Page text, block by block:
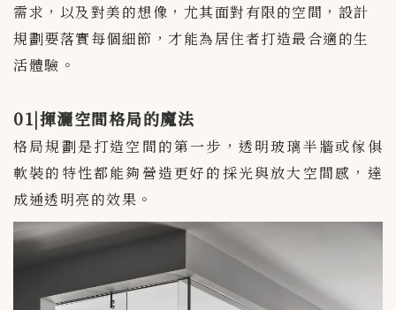
需求，以及對美的想像，尤其面對有限的空間，設計
規劃要落實每個細節，才能為居住者打造最合適的生
活體驗。
01|揮灑空間格局的魔法
格局規劃是打造空間的第一步，透明玻璃半牆或傢俱
軟裝的特性都能夠營造更好的採光與放大空間感，達
成通透明亮的效果。